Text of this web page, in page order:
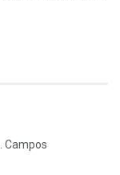
Campos